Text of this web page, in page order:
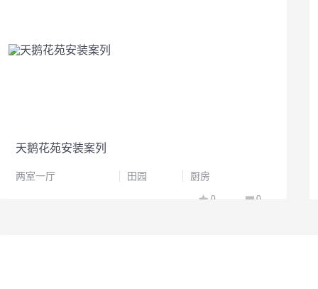
天鹅花苑安装案列
两室一厅 田园 厨房
0 0